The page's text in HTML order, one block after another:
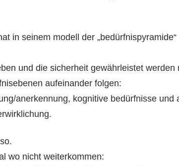
in seinem modell der „bedürfnispyramide“
und die sicherheit gewährleistet werden
aufeinander folgen:
anerkennung, kognitive bedürfnisse und
wo nicht weiterkommen: